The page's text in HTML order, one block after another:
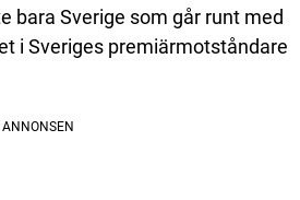
bara Sverige som går runt med
i Sveriges premiärmotståndare